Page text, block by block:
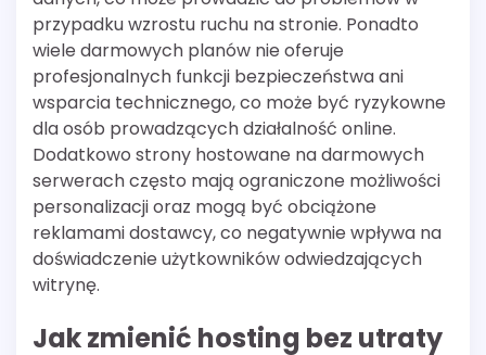
przypadku wzrostu ruchu na stronie. Ponadto
wiele darmowych planów nie oferuje
profesjonalnych funkcji bezpieczeństwa ani
wsparcia technicznego, co może być ryzykowne
dla osób prowadzących działalność online.
Dodatkowo strony hostowane na darmowych
serwerach często mają ograniczone możliwości
personalizacji oraz mogą być obciążone
reklamami dostawcy, co negatywnie wpływa na
doświadczenie użytkowników odwiedzających
witrynę.
Jak zmienić hosting bez utraty